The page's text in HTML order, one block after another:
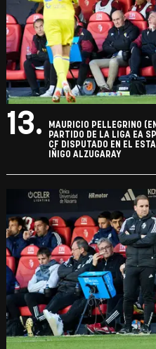
13.
MAURICIO PELLEGRINO
PARTIDO DE LA LIGA EA
CF DISPUTADO EN EL
IÑIGO ALZUGARAY